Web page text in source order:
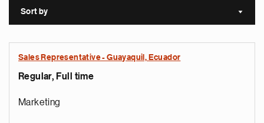
Sort by Sort
Sales Representative - Guayaquil, Ecuador
Regular, Full time
Marketing